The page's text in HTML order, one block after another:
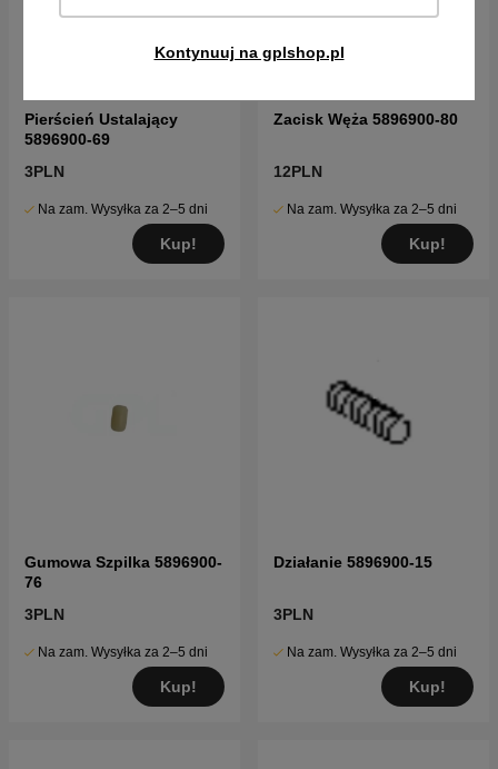
Kontynuuj na gplshop.pl
Pierścień Ustalający
5896900-69
3PLN
Na zam. Wysyłka za 2–5 dni
Kup!
Zacisk Węża 5896900-80
12PLN
Na zam. Wysyłka za 2–5 dni
Kup!
Gumowa Szpilka 5896900-
76
3PLN
Na zam. Wysyłka za 2–5 dni
Kup!
Działanie 5896900-15
3PLN
Na zam. Wysyłka za 2–5 dni
Kup!